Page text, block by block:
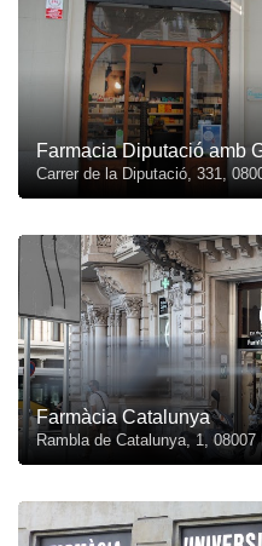
Farmacia Diputació amb
Carrer de la Diputació, 331,
Farmàcia Catalunya
Rambla de Catalunya, 1,